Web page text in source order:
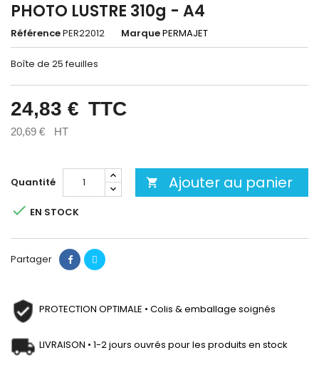
PHOTO LUSTRE 310g - A4
RéférencePER22012 MarquePERMAJET
Boîte de 25 feuilles
24,83 € TTC
20,69 € HT
Quantité  Ajouter au panier
 EN STOCK
Partager
PROTECTION OPTIMALE • Colis & emballage soignés
LIVRAISON • 1-2 jours ouvrés pour les produits en stock